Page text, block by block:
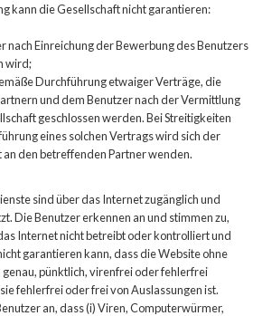
kann die Gesellschaft nicht garantieren:
nach Einreichung der Bewerbung des Benutzers
wird;
Durchführung etwaiger Verträge, die
und dem Benutzer nach der Vermittlung
geschlossen werden. Bei Streitigkeiten
eines solchen Vertrags wird sich der
den betreffenden Partner wenden.
sind über das Internet zugänglich und
Die Benutzer erkennen an und stimmen zu,
Internet nicht betreibt oder kontrolliert und
garantieren kann, dass die Website ohne
genau, pünktlich, virenfrei oder fehlerfrei
fehlerfrei oder frei von Auslassungen ist.
an, dass (i) Viren, Computerwürmer,